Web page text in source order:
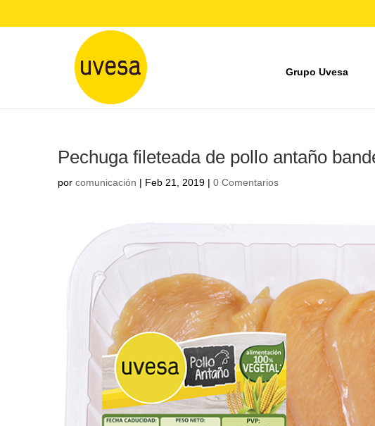
Grupo Uvesa
Pechuga fileteada de pollo antaño
por comunicación | Feb 21, 2019 | 0 Comentarios